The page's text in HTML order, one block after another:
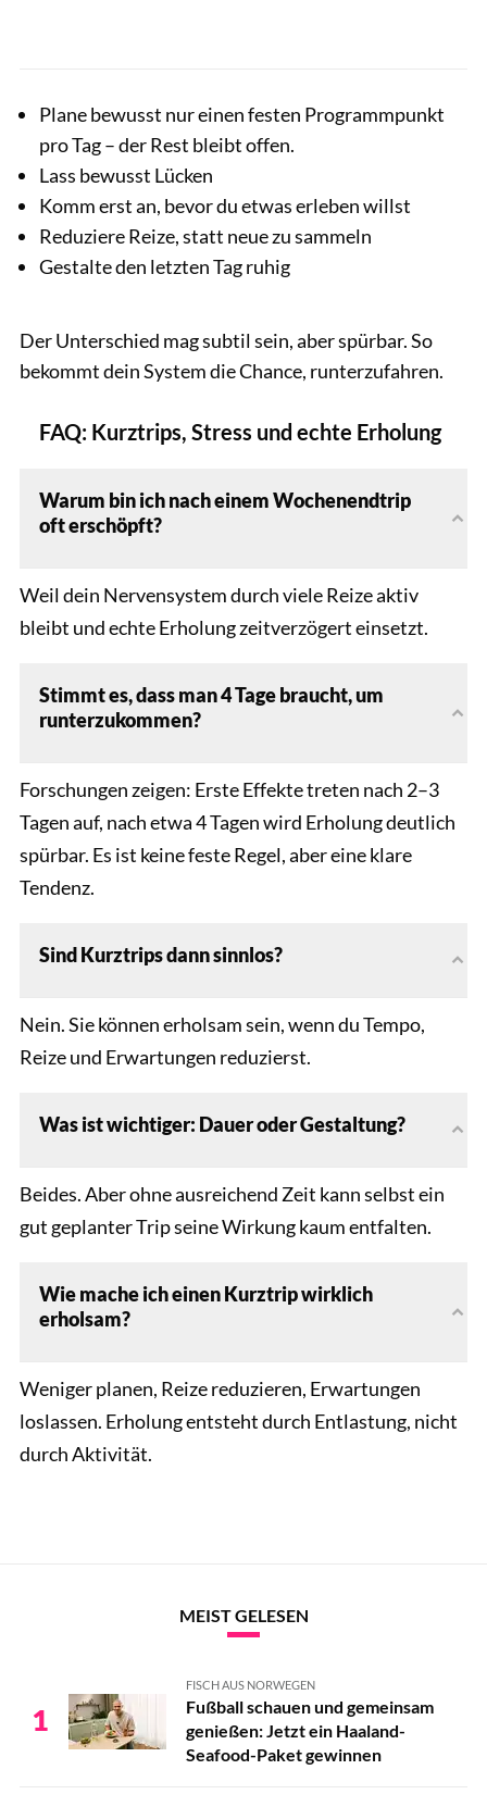
Plane bewusst nur einen festen Programmpunkt
pro Tag – der Rest bleibt offen.
Lass bewusst Lücken
Komm erst an, bevor du etwas erleben willst
Reduziere Reize, statt neue zu sammeln
Gestalte den letzten Tag ruhig
Der Unterschied mag subtil sein, aber spürbar. So
bekommt dein System die Chance, runterzufahren.
FAQ: Kurztrips, Stress und echte Erholung
Warum bin ich nach einem Wochenendtrip
oft erschöpft?
Weil dein Nervensystem durch viele Reize aktiv
bleibt und echte Erholung zeitverzögert einsetzt.
Stimmt es, dass man 4 Tage braucht, um
runterzukommen?
Forschungen zeigen: Erste Effekte treten nach 2–3
Tagen auf, nach etwa 4 Tagen wird Erholung deutlich
spürbar. Es ist keine feste Regel, aber eine klare
Tendenz.
Sind Kurztrips dann sinnlos?
Nein. Sie können erholsam sein, wenn du Tempo,
Reize und Erwartungen reduzierst.
Was ist wichtiger: Dauer oder Gestaltung?
Beides. Aber ohne ausreichend Zeit kann selbst ein
gut geplanter Trip seine Wirkung kaum entfalten.
Wie mache ich einen Kurztrip wirklich
erholsam?
Weniger planen, Reize reduzieren, Erwartungen
loslassen. Erholung entsteht durch Entlastung, nicht
durch Aktivität.
MEIST GELESEN
1
FISCH AUS NORWEGEN
Fußball schauen und gemeinsam
genießen: Jetzt ein Haaland-
Seafood-Paket gewinnen